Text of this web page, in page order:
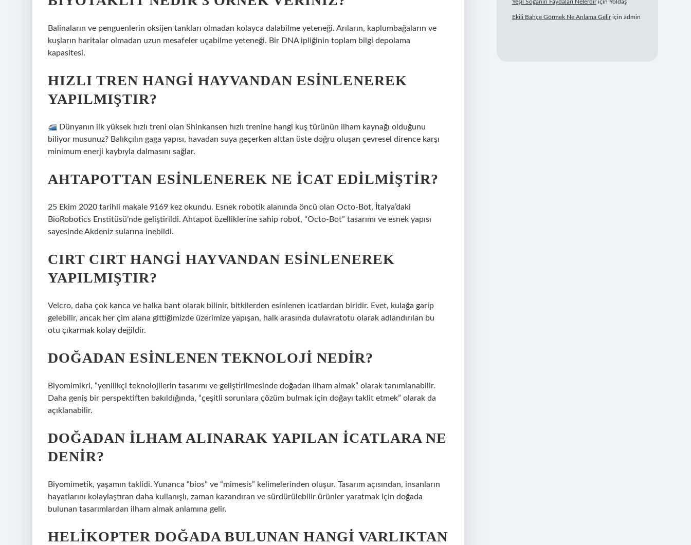
Balinaların ve penguenlerin oksijen tankları olmadan kolayca dalabilme yeteneği. Arıların, kaplumbağaların ve
kuşların haritalar olmadan uzun mesafeler uçabilme yeteneği. Bir DNA ipliğinin toplam bilgi depolama
kapasitesi.
HIZLI TREN HANGI HAYVANDAN ESINLENEREK
YAPILMIŞTIR?
Dünyanın ilk yüksek hızlı treni olan Shinkansen hızlı trenine hangi kuş türünün ilham kaynağı olduğunu
biliyor musunuz? Balıkçılın gaga yapısı, havadan suya geçerken alttan üste doğru oluşan çevresel dirence karşı
minimum enerji kaybıyla dalmasını sağlar.
AHTAPOTTAN ESINLENEREK NE ICAT EDILMIŞTIR?
25 Ekim 2020 tarihli makale 9169 kez okundu. Esnek robotik alanında öncü olan Octo-Bot, İtalya’daki
BioRobotics Enstitüsü’nde geliştirildi. Ahtapot özelliklerine sahip robot, “Octo-Bot” tasarımı ve esnek yapısı
sayesinde Akdeniz sularına inebildi.
CIRT CIRT HANGI HAYVANDAN ESINLENEREK
YAPILMIŞTIR?
Velcro, daha çok kanca ve halka bant olarak bilinir, bitkilerden esinlenen icatlardan biridir. Evet, kulağa garip
gelebilir, ancak her çim alana gittiğimizde üzerimize yapışan, halk arasında dulavratotu olarak adlandırılan bu
otu çıkarmak kolay değildir.
DOĞADAN ESINLENEN TEKNOLOJI NEDIR?
Biyomimikri, “yenilikçi teknolojilerin tasarımı ve geliştirilmesinde doğadan ilham almak” olarak tanımlanabilir.
Daha geniş bir perspektiften bakıldığında, “çeşitli sorunlara çözüm bulmak için doğayı taklit etmek” olarak da
açıklanabilir.
DOĞADAN ILHAM ALINARAK YAPILAN ICATLARA NE
DENIR?
Biyomimetik, yaşamın taklidi. Yunanca “bios” ve “mimesis” kelimelerinden oluşur. Tasarım açısından, insanların
hayatlarını kolaylaştıran daha kullanışlı, zaman kazandıran ve sürdürülebilir ürünler yaratmak için doğada
bulunan tasarımlardan ilham almak anlamına gelir.
HELIKOPTER DOĞADA BULUNAN HANGI VARLIKTAN
Yeşil Soğanın Faydaları Nelerdiriçin Yoldaş
Ekili Bahçe Görmek Ne Anlama Geliriçin admin